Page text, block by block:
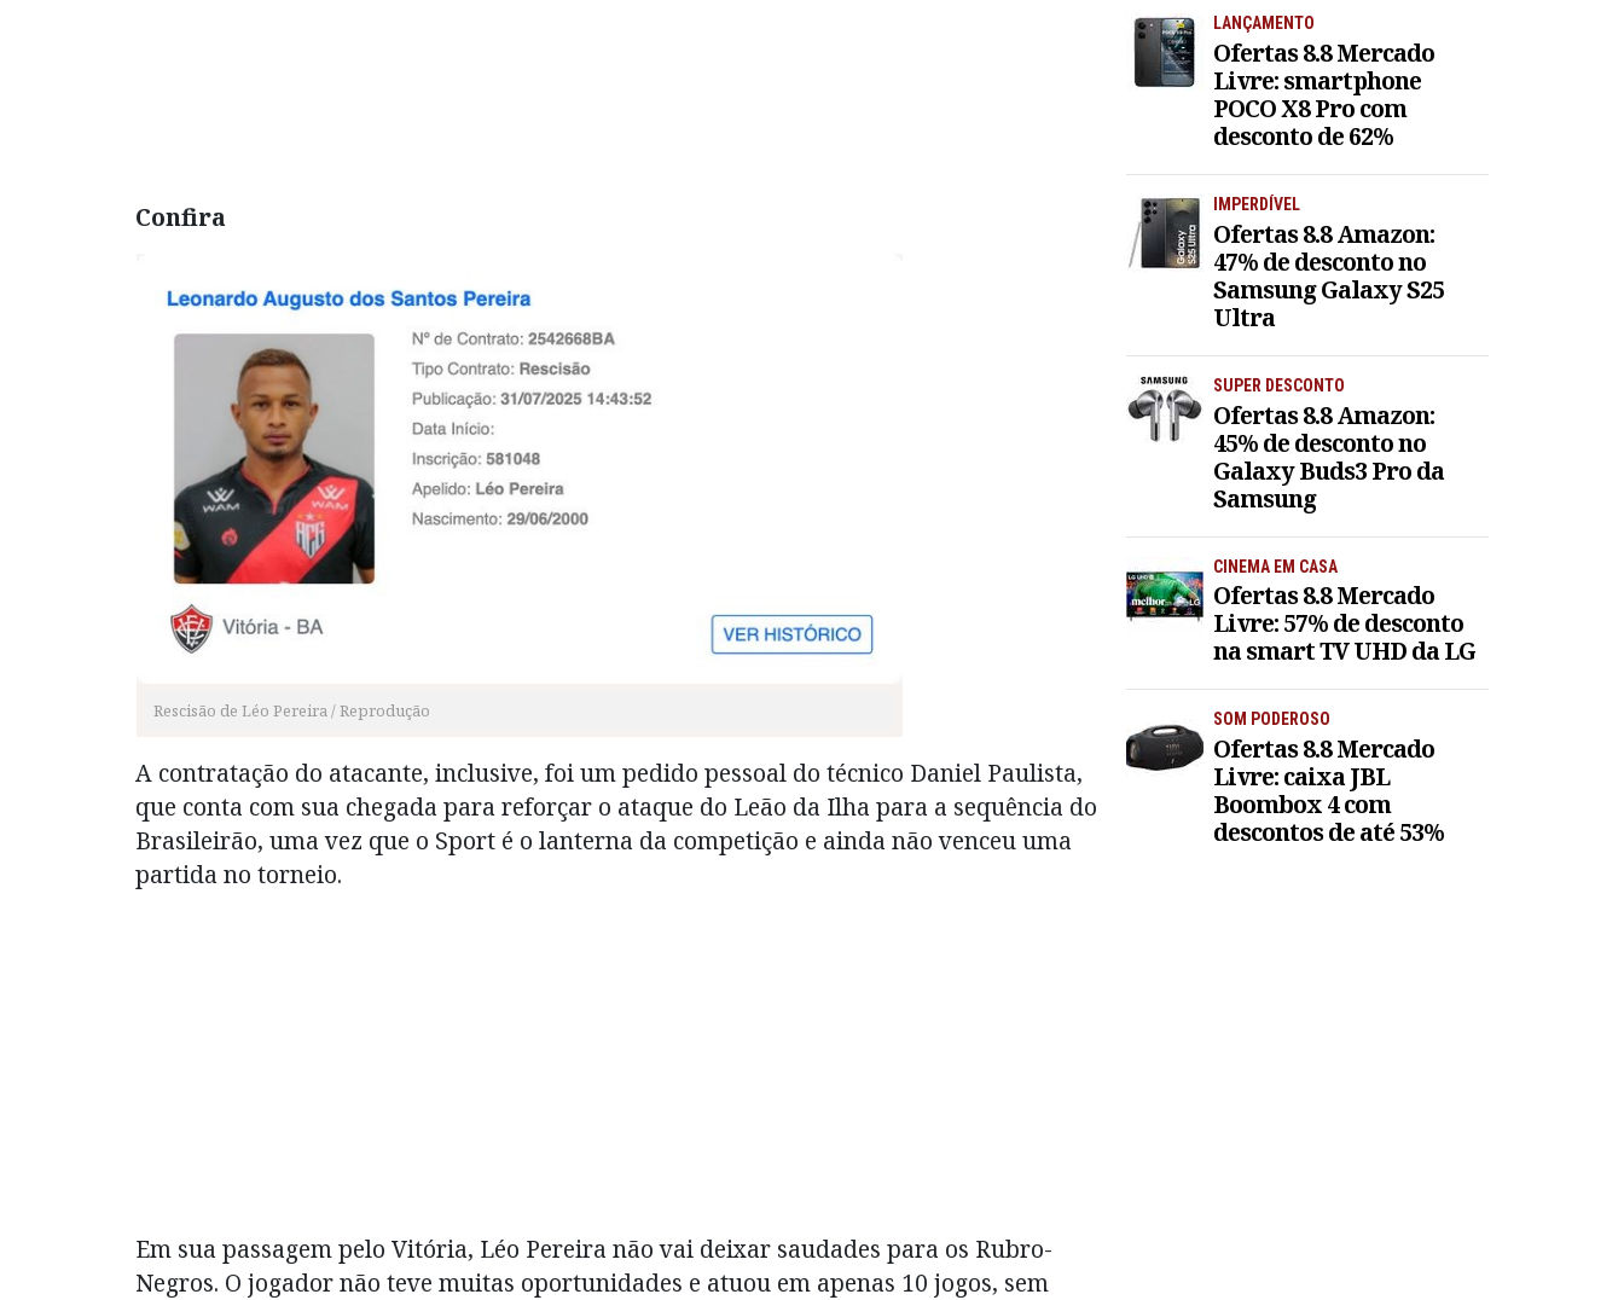
Confira
Rescisão de Léo Pereira / Reprodução
A contratação do atacante, inclusive, foi um pedido pessoal do técnico Daniel Paulista,
que conta com sua chegada para reforçar o ataque do Leão da Ilha para a sequência do
Brasileirão, uma vez que o Sport é o lanterna da competição e ainda não venceu uma
partida no torneio.
Em sua passagem pelo Vitória, Léo Pereira não vai deixar saudades para os Rubro-
Negros. O jogador não teve muitas oportunidades e atuou em apenas 10 jogos, sem
LANÇAMENTO
Ofertas 8.8 Mercado
Livre: smartphone
POCO X8 Pro com
desconto de 62%
IMPERDÍVEL
Ofertas 8.8 Amazon:
47% de desconto no
Samsung Galaxy S25
Ultra
SUPER DESCONTO
Ofertas 8.8 Amazon:
45% de desconto no
Galaxy Buds3 Pro da
Samsung
CINEMA EM CASA
Ofertas 8.8 Mercado
Livre: 57% de desconto
na smart TV UHD da LG
SOM PODEROSO
Ofertas 8.8 Mercado
Livre: caixa JBL
Boombox 4 com
descontos de até 53%